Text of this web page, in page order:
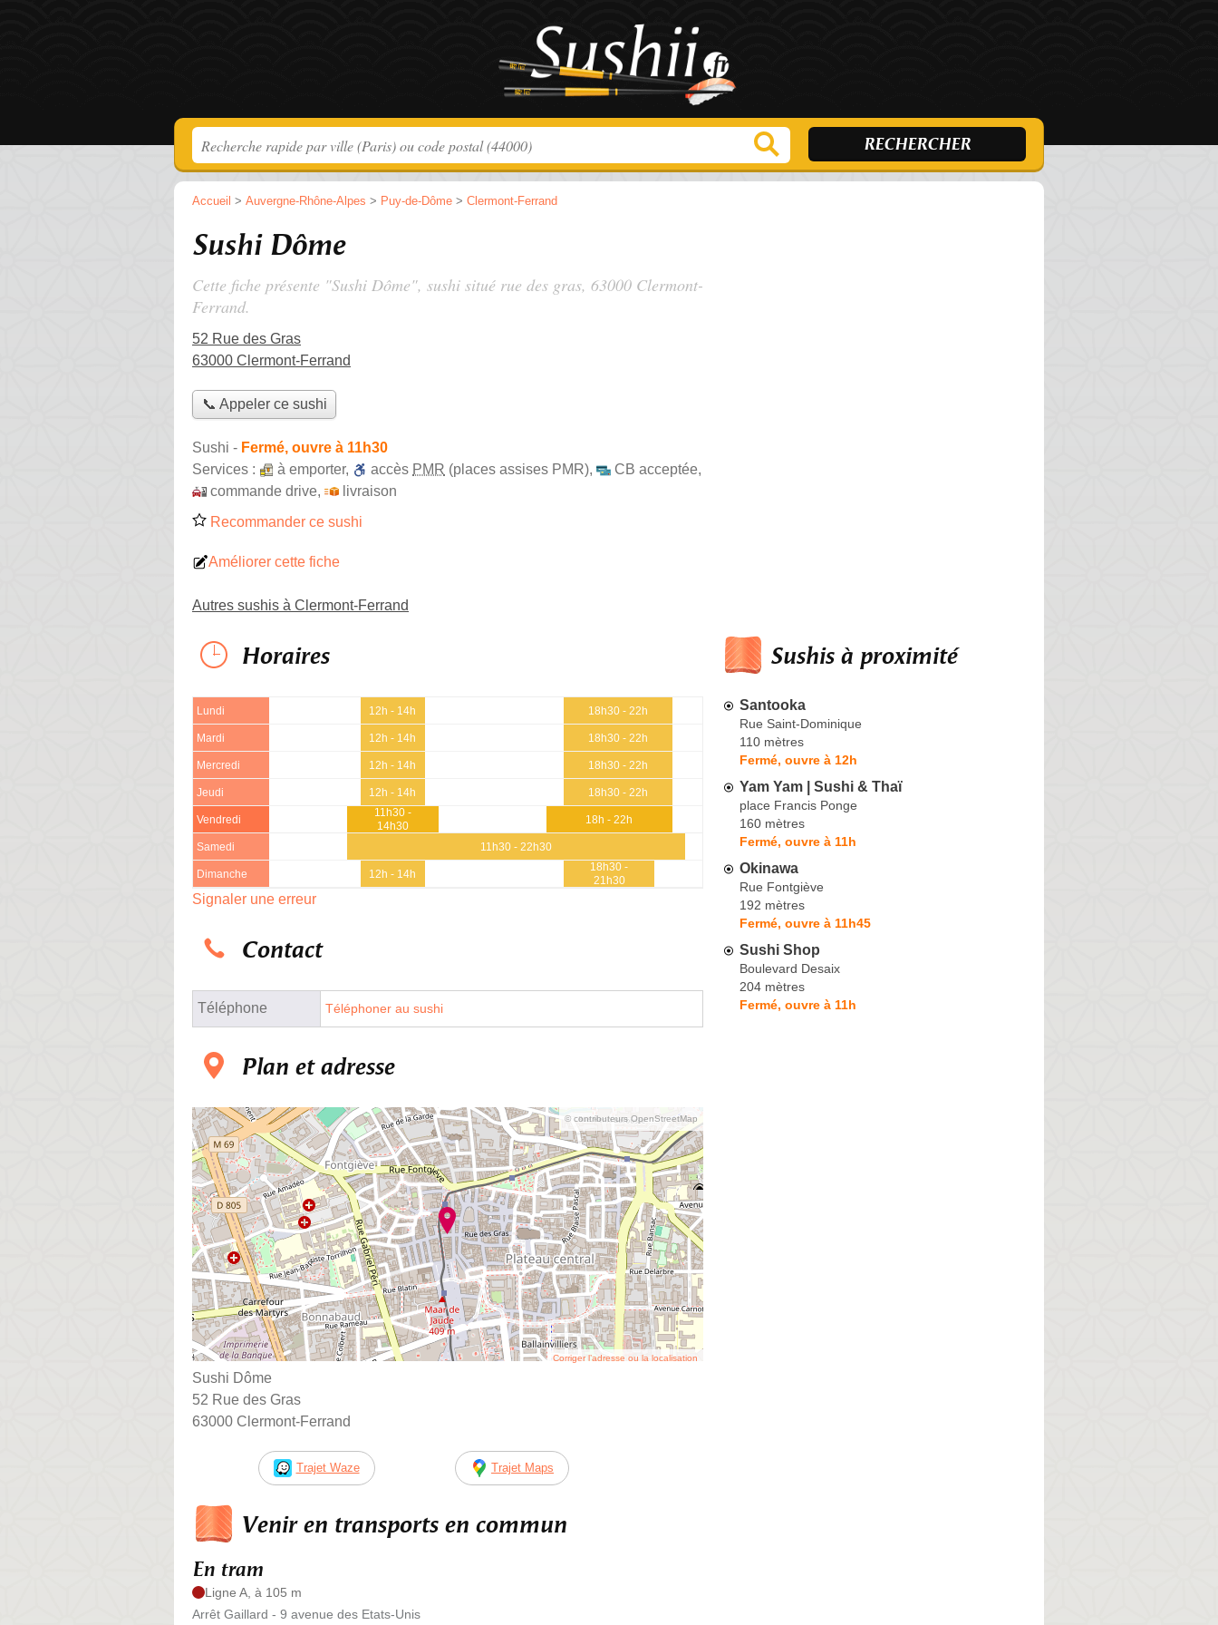
Accueil > Auvergne-Rhône-Alpes > Puy-de-Dôme > Clermont-Ferrand
Sushi Dôme
Cette fiche présente "Sushi Dôme", sushi situé rue des gras, 63000 Clermont-
Ferrand.
52 Rue des Gras
63000 Clermont-Ferrand
📞 Appeler ce sushi
Sushi - Fermé, ouvre à 11h30
Services :
à emporter, accès PMR (places assises PMR), CB acceptée,
commande drive,
livraison
Recommander ce sushi
Améliorer cette fiche
Autres sushis à Clermont-Ferrand
Horaires
Lundi 12h - 14h 18h30 - 22h
Mardi 12h - 14h 18h30 - 22h
Mercredi 12h - 14h 18h30 - 22h
Jeudi 12h - 14h 18h30 - 22h
Vendredi
11h30 -
14h30
18h - 22h
Samedi 11h30 - 22h30
Dimanche 12h - 14h
18h30 -
21h30
Signaler une erreur
Contact
Téléphone Téléphoner au sushi
Plan et adresse
© contributeurs OpenStreetMap
Corriger l’adresse ou la localisation
Sushi Dôme
52 Rue des Gras
63000 Clermont-Ferrand
Trajet Waze Trajet Maps
Venir en transports en commun
En tram
Ligne A, à 105 m
Arrêt Gaillard - 9 avenue des Etats-Unis
Sushis à proximité
Santooka
Rue Saint-Dominique
110 mètres
Fermé, ouvre à 12h
Yam Yam | Sushi & Thaï
place Francis Ponge
160 mètres
Fermé, ouvre à 11h
Okinawa
Rue Fontgiève
192 mètres
Fermé, ouvre à 11h45
Sushi Shop
Boulevard Desaix
204 mètres
Fermé, ouvre à 11h